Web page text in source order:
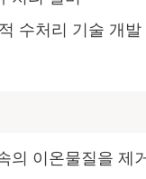
수처리 기술 개발
의 이온물질을 제